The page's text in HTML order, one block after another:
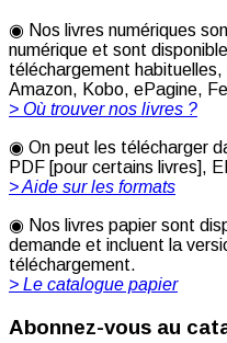
◉ Nos livres numériques
numérique et sont
téléchargement
Amazon, Kobo, ePagine,
> Où trouver nos livres ?
◉ On peut les télécharger
PDF [pour certains livres],
> Aide sur les formats
◉ Nos livres papier sont
demande et incluent la
téléchargement.
> Le catalogue papier
Abonnez-vous au